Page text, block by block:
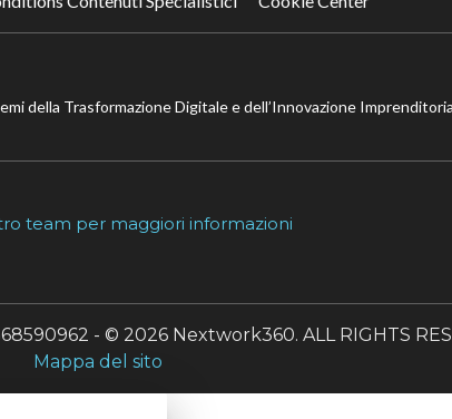
della Trasformazione Digitale e dell’Innovazione
team per maggiori informazioni
- © 2026 Nextwork360. ALL RIGHTS
Mappa del sito